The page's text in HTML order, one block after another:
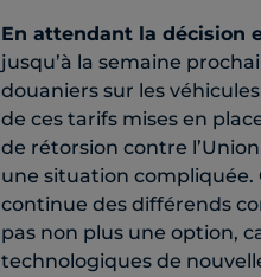
En attendant la décision
jusqu’à la semaine
douaniers sur les
de ces tarifs mises en
de rétorsion contre
une situation compliquée.
continue des différends
pas non plus une option,
technologiques de